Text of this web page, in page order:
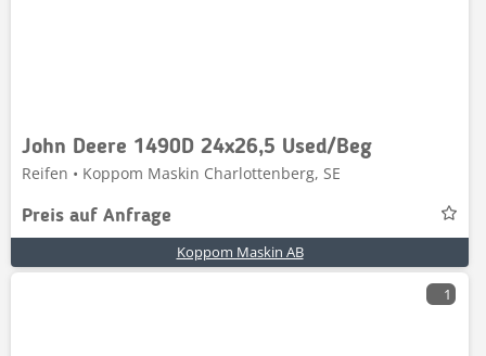
John Deere 1490D 24x26,5 Used/Beg
Reifen • Koppom Maskin Charlottenberg, SE
Preis auf Anfrage
Koppom Maskin AB
1